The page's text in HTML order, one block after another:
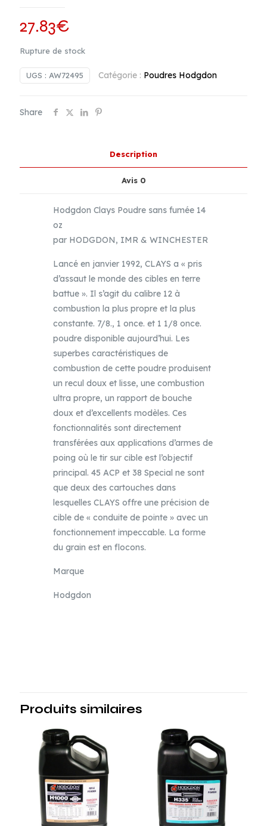
27.83€
Rupture de stock
UGS : AW72495 Catégorie : Poudres Hodgdon
Share
Description
Avis 0
Hodgdon Clays Poudre sans fumée 14
oz
par HODGDON, IMR & WINCHESTER
Lancé en janvier 1992, CLAYS a « pris
d’assaut le monde des cibles en terre
battue ». Il s’agit du calibre 12 à
combustion la plus propre et la plus
constante. 7/8., 1 once. et 1 1/8 once.
poudre disponible aujourd’hui. Les
superbes caractéristiques de
combustion de cette poudre produisent
un recul doux et lisse, une combustion
ultra propre, un rapport de bouche
doux et d’excellents modèles. Ces
fonctionnalités sont directement
transférées aux applications d’armes de
poing où le tir sur cible est l’objectif
principal. 45 ACP et 38 Special ne sont
que deux des cartouches dans
lesquelles CLAYS offre une précision de
cible de « conduite de pointe » avec un
fonctionnement impeccable. La forme
du grain est en flocons.
Marque
Hodgdon
Produits similaires